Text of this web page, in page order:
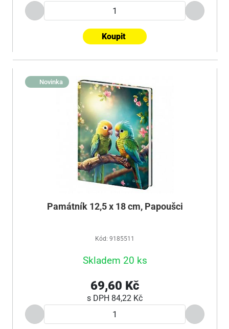
Koupit
Novinka
Památník 12,5 x 18 cm, Papoušci
Kód: 9185511
Skladem 20 ks
69,60 Kč
s DPH 84,22 Kč